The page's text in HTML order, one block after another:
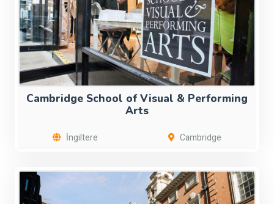
Cambridge School of Visual & Performing
Arts
İngiltere Cambridge